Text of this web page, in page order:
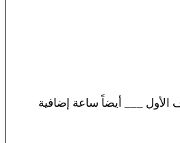
___ أيضاً ساعة إضافية